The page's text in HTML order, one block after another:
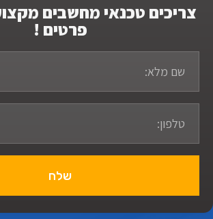
צריכים טכנאי מחשבים
פרטים !
שלח